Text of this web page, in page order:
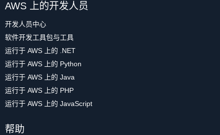
AWS 上的开发人员
开发人员中心
软件开发工具包与工具
运行于 AWS 上的 .NET
运行于 AWS 上的 Python
运行于 AWS 上的 Java
运行于 AWS 上的 PHP
运行于 AWS 上的 JavaScript
帮助